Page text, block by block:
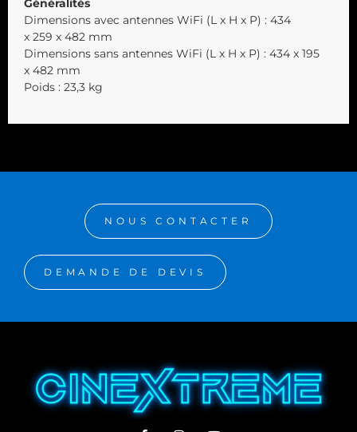
Généralités
Dimensions avec antennes WiFi (L x H x P) : 434
x 259 x 482 mm
Dimensions sans antennes WiFi (L x H x P) : 434 x 195
x 482 mm
Poids : 23,3 kg
NOUS CONTACTER
DEMANDE DE DEVIS